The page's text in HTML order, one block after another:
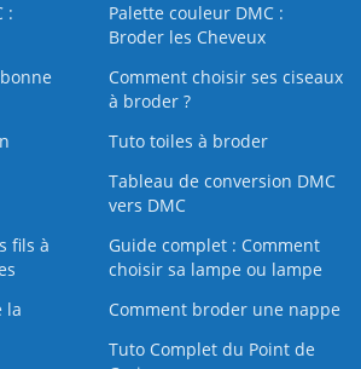
:
Palette couleur DMC :
Broder les Cheveux
Comment choisir ses ciseaux
à broder ?
Tuto toiles à broder
Tableau de conversion DMC
vers DMC
fils à
Guide complet : Comment
choisir sa lampe ou lampe
la
Comment broder une nappe
Tuto Complet du Point de